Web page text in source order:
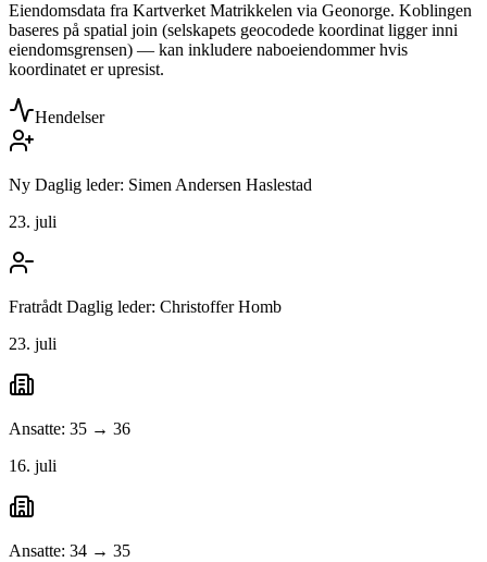
Eiendomsdata fra Kartverket Matrikkelen via Geonorge. Koblingen
baseres på spatial join (selskapets geocodede koordinat ligger inni
eiendomsgrensen) — kan inkludere naboeiendommer hvis
koordinatet er upresist.
Hendelser
Ny Daglig leder: Simen Andersen Haslestad
23. juli
Fratrådt Daglig leder: Christoffer Homb
23. juli
Ansatte: 35 → 36
16. juli
Ansatte: 34 → 35